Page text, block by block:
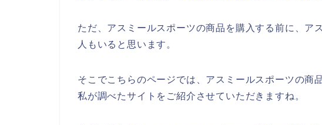
ただ、アスミールスポーツの商品を購入する前に、ア
人もいると思います。
そこでこちらのページでは、アスミールスポーツの商
私が調べたサイトをご紹介させていただきますね。